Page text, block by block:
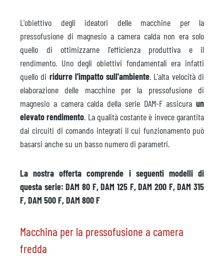
L'obiettivo degli ideatori delle macchine per la
pressofusione di magnesio a camera calda non era solo
quello di ottimizzarne l'efficienza produttiva e il
rendimento. Uno degli obiettivi fondamentali era infatti
quello di ridurre l'impatto sull'ambiente. L'alta velocità di
elaborazione delle macchine per la pressofusione di
magnesio a camera calda della serie DAM-F assicura un
elevato rendimento. La qualità costante è invece garantita
dai circuiti di comando integrati il cui funzionamento può
basarsi anche su un basso numero di parametri.
La nostra offerta comprende i seguenti modelli di
questa serie: DAM 80 F, DAM 125 F, DAM 200 F, DAM 315
F, DAM 500 F, DAM 800 F
Macchina per la pressofusione a camera
fredda